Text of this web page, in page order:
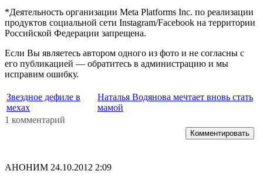
*Деятельность организации Meta Platforms Inc. по реализации
продуктов социальной сети Instagram/Facebook на территории
Российской Федерации запрещена.
Если Вы являетесь автором одного из фото и не согласны с
его публикацией — обратитесь в администрацию и мы
исправим ошибку.
Звездное дефиле в
мехах
Наталья Водянова мечтает вновь стать
мамой
1 комментарий
Комментировать
АНОНИМ 24.10.2012 2:09